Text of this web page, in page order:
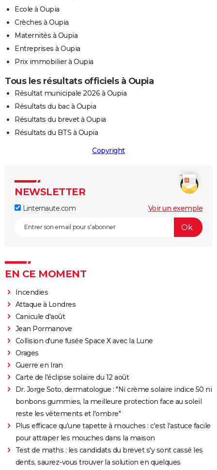
Ecole à Oupia
Crèches à Oupia
Maternités à Oupia
Entreprises à Oupia
Prix immobilier à Oupia
Tous les résultats officiels à Oupia
Résultat municipale 2026 à Oupia
Résultats du bac à Oupia
Résultats du brevet à Oupia
Résultats du BTS à Oupia
Copyright
NEWSLETTER
Linternaute.com Voir un exemple
EN CE MOMENT
Incendies
Attaque à Londres
Canicule d'août
Jean Pormanove
Collision d'une fusée Space X avec la Lune
Orages
Guerre en Iran
Carte de l'éclipse solaire du 12 août
Dr. Jorge Soto, dermatologue : "Ni crème solaire indice 50 ni
bonbons gummies, la meilleure protection face au soleil
reste les vêtements et l'ombre"
Plus efficace qu'une tapette à mouches : c'est l'astuce facile
pour attraper les mouches dans la maison
Test de maths : les candidats du brevet s'y sont cassé les
dents, saurez-vous trouver la solution en quelques